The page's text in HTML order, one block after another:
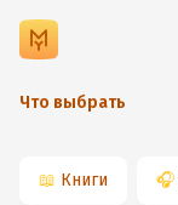
Что выбрать
📖 Книги 🎧